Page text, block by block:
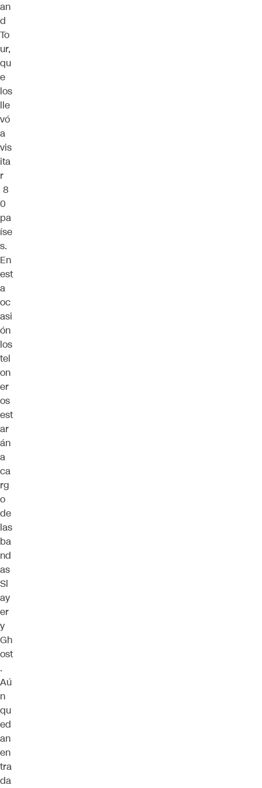
an
d
To
ur,
qu
e
los
lle
vó
a
vis
ita
r
8
0
pa
íse
s.
En
est
a
oc
asi
ón
los
tel
on
er
os
est
ar
án
a
ca
rg
o
de
las
ba
nd
as
Sl
ay
er
y
Gh
ost
.
Aú
n
qu
ed
an
en
tra
da